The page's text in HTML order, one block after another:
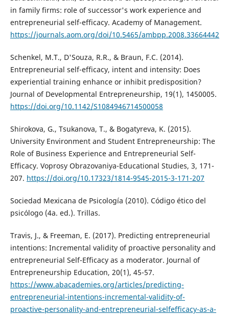
in family firms: role of successor's work experience and
entrepreneurial self-efficacy. Academy of Management.
https://journals.aom.org/doi/10.5465/ambpp.2008.33664442
Schenkel, M.T., D'Souza, R.R., & Braun, F.C. (2014).
Entrepreneurial self-efficacy, intent and intensity: Does
experiential training enhance or inhibit predisposition?
Journal of Developmental Entrepreneurship, 19(1), 1450005.
https://doi.org/10.1142/S1084946714500058
Shirokova, G., Tsukanova, T., & Bogatyreva, K. (2015).
University Environment and Student Entrepreneurship: The
Role of Business Experience and Entrepreneurial Self-
Efficacy. Voprosy Obrazovaniya-Educational Studies, 3, 171-
207. https://doi.org/10.17323/1814-9545-2015-3-171-207
Sociedad Mexicana de Psicología (2010). Código ético del
psicólogo (4a. ed.). Trillas.
Travis, J., & Freeman, E. (2017). Predicting entrepreneurial
intentions: Incremental validity of proactive personality and
entrepreneurial Self-Efficacy as a moderator. Journal of
Entrepreneurship Education, 20(1), 45-57.
https://www.abacademies.org/articles/predicting-
entrepreneurial-intentions-incremental-validity-of-
proactive-personality-and-entrepreneurial-selfefficacy-as-a-